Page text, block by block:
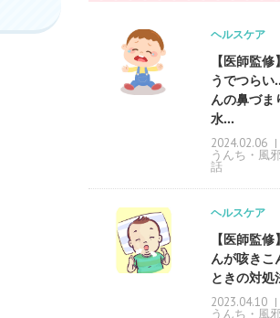
ヘルスケア
【医師監
うでつら
んの鼻づま
水...
2024.02.06
うんち・風
話
ヘルスケア
【医師監
んが咳きこ
ときの対処
2023.04.10
うんち・風